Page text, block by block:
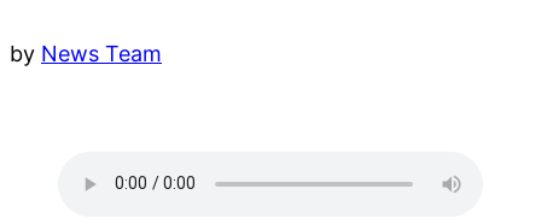
by News Team